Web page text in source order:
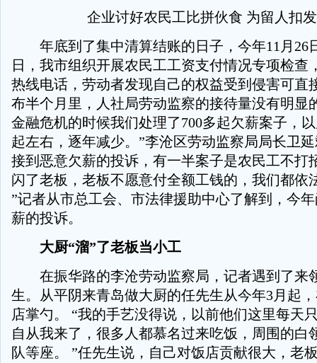
企业讨好农民工比拼伙食 为留人扣
年底到了集中清算结账的日子，今年11月26
日，我市组织开展农民工工资支付情况专项检查
热线电话，劳动者发现自己的权益受到侵害可直
布半个月里，人社局劳动监察的接待量没有明显
金融危机的时候我们处理了700多起欠薪案子，
起左右，逐年减少。”李沧区劳动监察局局长卫
接到恶意欠薪的投诉，有一半案子是农民工不打
闪了老板，老板不愿意付全额工钱的，我们都依
”记者从市总工会、市法律援助中心了解到，今
薪的投诉。
大厨“溜”了老板当小工
在振华路的李沧劳动监察局，记者遇到了来
生。从平阴来青岛做大厨的任先生从今年3月起
店掌勺。 “我的手艺没得说，以前他们这里每天
自从我来了，很多人都慕名过来吃饭，周围的白
队等座。 ”任先生说，自己对饭店贡献很大，老